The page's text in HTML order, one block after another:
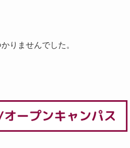
りませんでした。